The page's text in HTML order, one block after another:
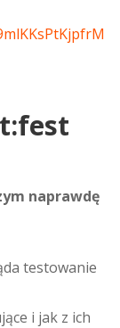
naprawdę
testowanie
i jak z ich